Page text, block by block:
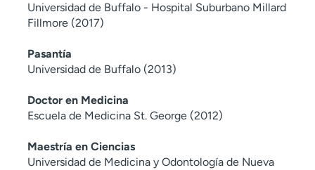
Universidad de Buffalo - Hospital Suburbano Millard
Fillmore (2017)
Pasantía
Universidad de Buffalo (2013)
Doctor en Medicina
Escuela de Medicina St. George (2012)
Maestría en Ciencias
Universidad de Medicina y Odontología de Nueva